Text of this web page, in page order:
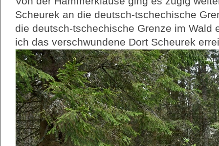
Scheurek an die deutsch-tschechische
die deutsch-tschechische Grenze im Wald
ich das verschwundene Dort Scheurek